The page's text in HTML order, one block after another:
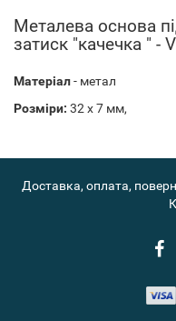
Металева основа
затиск "качечка " -
Матеріал- метал
Розміри: 32 х 7 мм,
Доставка, оплата,